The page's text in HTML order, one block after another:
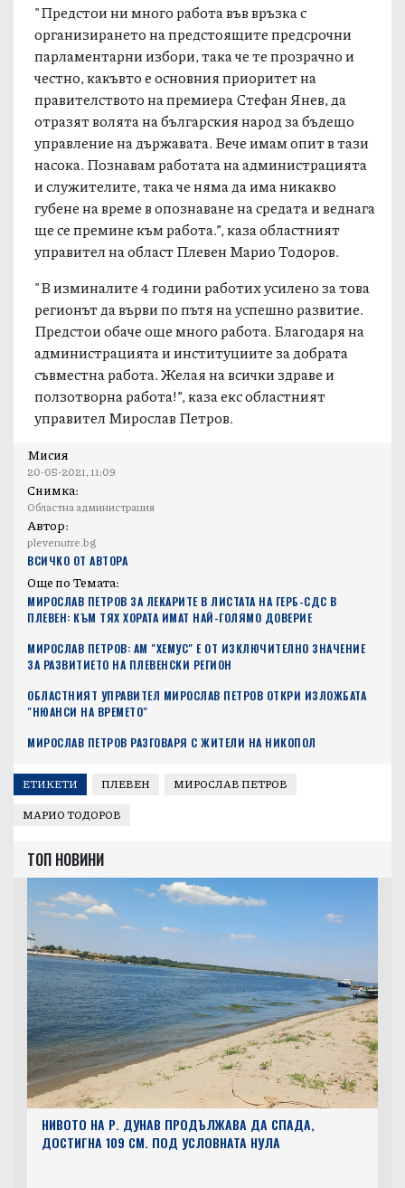
Мисия
20-05-2021, 11:09
Снимка:
Областна администрация
Автор:
plevenutre.bg
ВСИЧКО ОТ АВТОРА
Още по Темата:
МИРОСЛАВ ПЕТРОВ ЗА ЛЕКАРИТЕ В ЛИСТАТА НА ГЕРБ-СДС В
ПЛЕВЕН: КЪМ ТЯХ ХОРАТА ИМАТ НАЙ-ГОЛЯМО ДОВЕРИЕ
МИРОСЛАВ ПЕТРОВ: АМ "ХЕМУС" Е ОТ ИЗКЛЮЧИТЕЛНО ЗНАЧЕНИЕ
ЗА РАЗВИТИЕТО НА ПЛЕВЕНСКИ РЕГИОН
ОБЛАСТНИЯТ УПРАВИТЕЛ МИРОСЛАВ ПЕТРОВ ОТКРИ ИЗЛОЖБАТА
"НЮАНСИ НА ВРЕМЕТО"
МИРОСЛАВ ПЕТРОВ РАЗГОВАРЯ С ЖИТЕЛИ НА НИКОПОЛ
"Предстои ни много работа във връзка с
организирането на предстоящите предсрочни
парламентарни избори, така че те прозрачно и
честно, какъвто е основния приоритет на
правителството на премиера Стефан Янев, да
отразят волята на българския народ за бъдещо
управление на държавата. Вече имам опит в тази
насока. Познавам работата на администрацията
и служителите, така че няма да има никакво
губене на време в опознаване на средата и веднага
ще се премине към работа.”, каза областният
управител на област Плевен Марио Тодоров.
"В изминалите 4 години работих усилено за това
регионът да върви по пътя на успешно развитие.
Предстои обаче още много работа. Благодаря на
администрацията и институциите за добрата
съвместна работа. Желая на всички здраве и
ползотворна работа!”, каза екс областният
управител Мирослав Петров.
ЕТИКЕТИ ПЛЕВЕН
МИРОСЛАВ ПЕТРОВ
МАРИО ТОДОРОВ
ТОП НОВИНИ
НИВОТО НА Р. ДУНАВ ПРОДЪЛЖАВА ДА СПАДА,
ДОСТИГНА 109 СМ. ПОД УСЛОВНАТА НУЛА